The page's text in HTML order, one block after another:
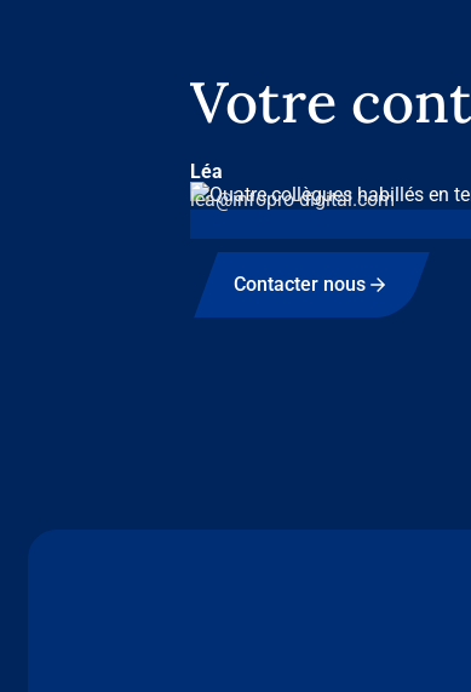
Votre
Léa
lea@infopro-digital.com
Contacter nous